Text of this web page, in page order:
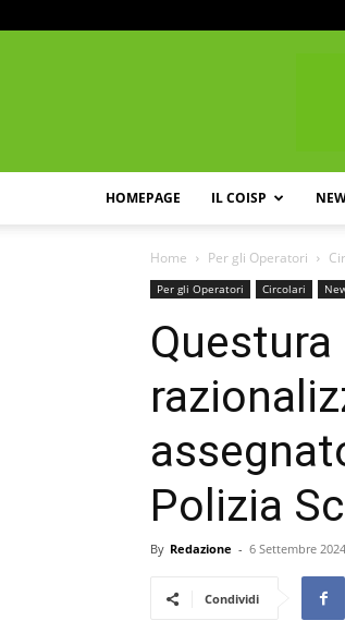
HOMEPAGE IL COISP
Home Per gli Operatori
Per gli Operatori Circolari
Polizia
By Redazione - 6 Settembre 2024
Condividi